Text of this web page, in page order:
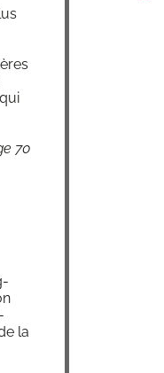
qui
70
la